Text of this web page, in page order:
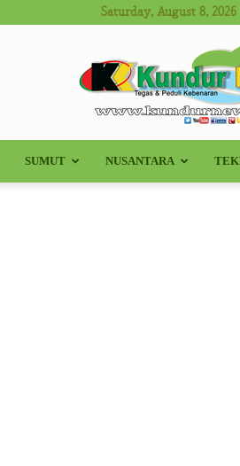
Saturday, August 8, 2026
Kundur
SUMUT NUSANTARA